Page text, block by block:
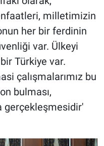
milletimizin
her bir ferdinin
var. Ülkeyi
Türkiye var.
çalışmalarımız bu
bulması,
gerçekleşmesidir'